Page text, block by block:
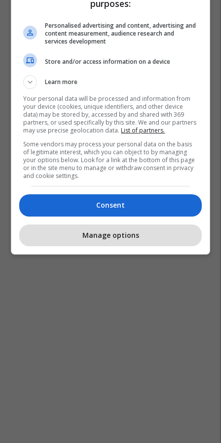
Zgjedhjet 2026 Dnv
Demokracia Në Veprim
Kandidatët Për Deputetë
purposes:
Personalised advertising and content, advertising and
content measurement, audience research and
services development
Store and/or access information on a device
Learn more
Your personal data will be processed and information from
your device (cookies, unique identifiers, and other device
data) may be stored by, accessed by and shared with 369
partners, or used specifically by this site. We and our partners
may use precise geolocation data. List of partners.
Some vendors may process your personal data on the basis
of legitimate interest, which you can object to by managing
your options below. Look for a link at the bottom of this page
or in the site menu to manage or withdraw consent in privacy
and cookie settings.
Consent
Manage options